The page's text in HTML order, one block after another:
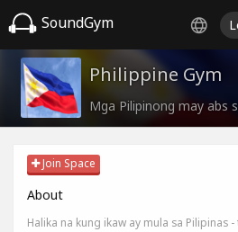
SoundGym
Philippine Gym
Mga Pilipinong may abs
Join Space
About
Halika na kung ikaw ay mula sa Pilipinas